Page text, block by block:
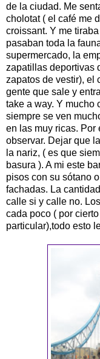
de la ciudad. Me
cholotat ( el café me
croissant. Y me
pasaban toda la
supermercado, la
zapatillas deportivas
zapatos de vestir), el
gente que sale y
take a way. Y mucho
siempre se ven
en las muy ricas. Por
observar. Dejar que
la nariz, ( es que
basura ). A mi este
pisos con su sótano
fachadas. La
calle si y calle no.
cada poco ( por
particular),todo esto